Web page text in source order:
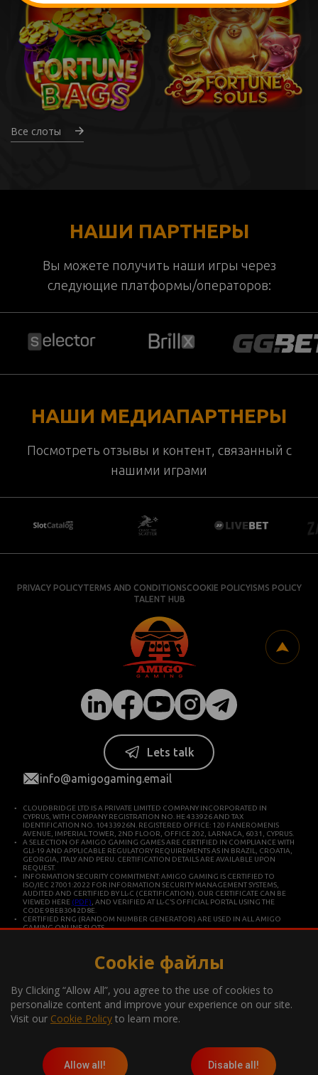
Все слоты
НАШИ ПАРТНЕРЫ
Вы можете получить наши игры через
следующие платформы/операторов:
НАШИ МЕДИАПАРТНЕРЫ
Посмотреть отзывы и контент, связанный с
нашими играми
PRIVACY POLICYTERMS AND CONDITIONSCOOKIE POLICYISMS POLICY
TALENT HUB
Lets talk
info@amigogaming.email
CLOUDBRIDGE LTD IS A PRIVATE LIMITED COMPANY INCORPORATED IN
CYPRUS, WITH COMPANY REGISTRATION NO. HE 433926 AND TAX
IDENTIFICATION NO. 10433926N. REGISTERED OFFICE: 120 FANEROMENIS
AVENUE, IMPERIAL TOWER, 2ND FLOOR, OFFICE 202, LARNACA, 6031, CYPRUS.
A SELECTION OF AMIGO GAMING GAMES ARE CERTIFIED IN COMPLIANCE WITH
GLI-19 AND APPLICABLE REGULATORY REQUIREMENTS AS IN BRAZIL, CROATIA,
GEORGIA, ITALY AND PERU. CERTIFICATION DETAILS ARE AVAILABLE UPON
REQUEST.
INFORMATION SECURITY COMMITMENT: AMIGO GAMING IS CERTIFIED TO
ISO/IEC 27001:2022 FOR INFORMATION SECURITY MANAGEMENT SYSTEMS,
AUDITED AND CERTIFIED BY LL-C (CERTIFICATION). OUR CERTIFICATE CAN BE
VIEWED HERE (PDF) , AND VERIFIED AT LL-C’S OFFICIAL PORTAL USING THE
CODE 9BEB3042D8E.
CERTIFIED RNG (RANDOM NUMBER GENERATOR) ARE USED IN ALL AMIGO
GAMING ONLINE SLOTS.
AND INFORMATION SECURITY.
*Gambling can be addictive, play responsibly
Information about the player support measures on the website:
Cookie файлы
By Clicking “Allow All”, you agree to the use of cookies to
personalize content and improve your experience on our site.
Visit our Cookie Policy to learn more.
Allow all! Disable all!